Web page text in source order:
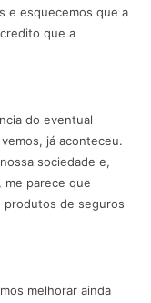
e esquecemos que a
que a
do eventual
já aconteceu.
sociedade e,
me parece que
produtos de seguros
melhorar ainda